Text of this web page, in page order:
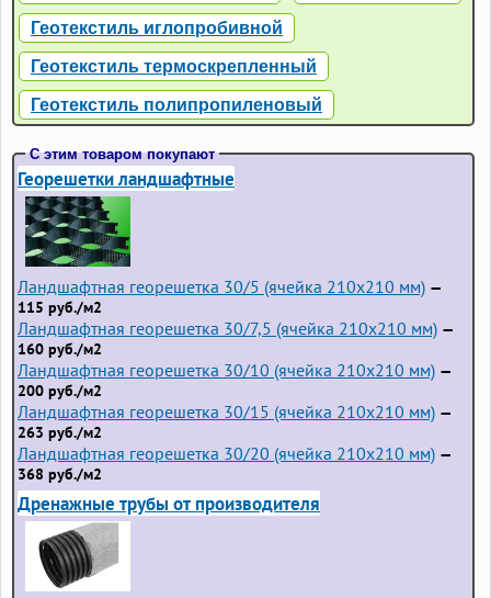
Геотекстиль иглопробивной
Геотекстиль термоскрепленный
Геотекстиль полипропиленовый
С этим товаром покупают
Георешетки ландшафтные
Ландшафтная георешетка 30/5 (ячейка 210x210 мм) —
115 руб./м2
Ландшафтная георешетка 30/7,5 (ячейка 210x210 мм) —
160 руб./м2
Ландшафтная георешетка 30/10 (ячейка 210x210 мм) —
200 руб./м2
Ландшафтная георешетка 30/15 (ячейка 210x210 мм) —
263 руб./м2
Ландшафтная георешетка 30/20 (ячейка 210x210 мм) —
368 руб./м2
Дренажные трубы от производителя